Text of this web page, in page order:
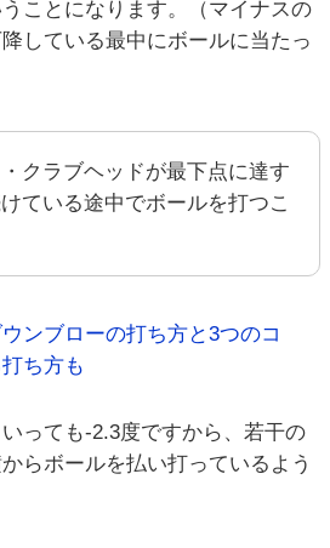
ことになります。（マイナスの
している最中にボールに当たっ
クラブヘッドが最下点に達す
ている途中でボールを打つこ
ンブローの打ち方と3つのコ
ち方も
っても-2.3度ですから、若干の
らボールを払い打っているよう